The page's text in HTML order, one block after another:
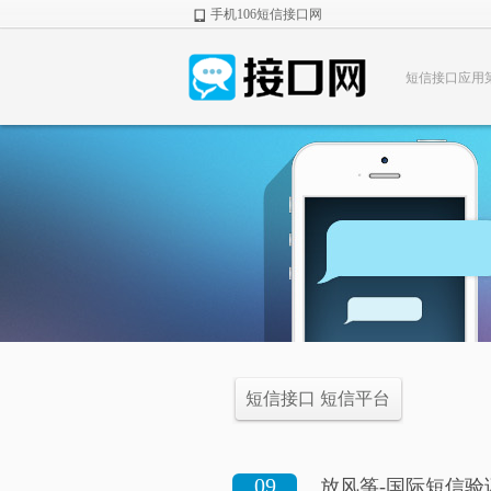
手机106短信接口网
短信接口应用
短信接口 短信平台
09 放风筝-国际短信